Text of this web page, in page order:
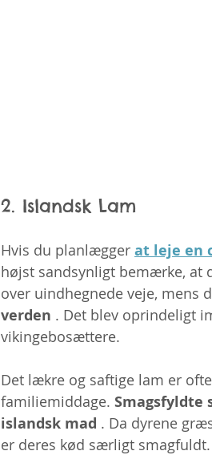
2. Islandsk Lam
Hvis du planlægger at leje en
højst sandsynligt bemærke, at
over uindhegnede veje, mens
verden . Det blev oprindeligt
vikingebosættere.
Det lækre og saftige lam er
familiemiddage. Smagsfyldte
islandsk mad . Da dyrene
er deres kød særligt